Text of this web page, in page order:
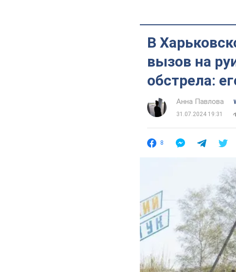
В
вызов на
обстрела:
Анна Павлова
31.07.2024 19:31
8